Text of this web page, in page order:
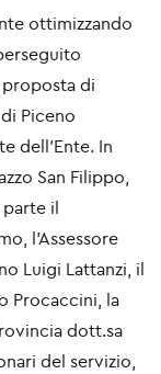
ottimizzando
di
Piceno
dell'Ente. In
San Filippo,
il
l'Assessore
Luigi Lattanzi, il
Procaccini, la
dott.sa
del servizio,